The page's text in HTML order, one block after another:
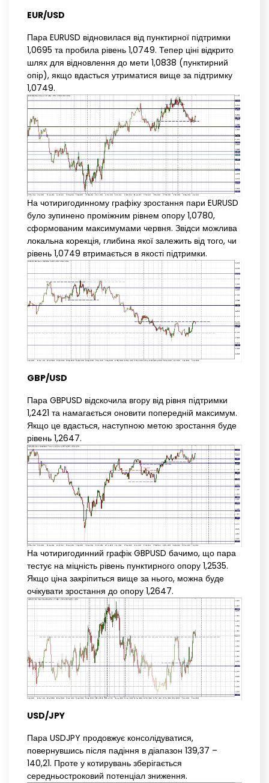
EUR/USD
Пара EURUSD відновилася від пунктирної підтримки
1,0695 та пробила рівень 1,0749. Тепер ціні відкрито
шлях для відновлення до мети 1,0838 (пунктирний
опір), якщо вдасться утриматися вище за підтримку
1,0749.
На чотиригодинному графіку зростання пари EURUSD
було зупинено проміжним рівнем опору 1,0780,
сформованим максимумами червня. Звідси можлива
локальна корекція, глибина якої залежить від того, чи
рівень 1,0749 втримається в якості підтримки.
GBP/USD
Пара GBPUSD відскочила вгору від рівня підтримки
1,2421 та намагається оновити попередній максимум.
Якщо це вдасться, наступною метою зростання буде
рівень 1,2647.
На чотиригодинний графік GBPUSD бачимо, що пара
тестує на міцність рівень пунктирного опору 1,2535.
Якщо ціна закріпиться вище за нього, можна буде
очікувати зростання до опору 1,2647.
USD/JPY
Пара USDJPY продовжує консолідуватися,
повернувшись після падіння в діапазон 139,37 –
140,21. Проте у котирувань зберігається
середньостроковий потенціал зниження.